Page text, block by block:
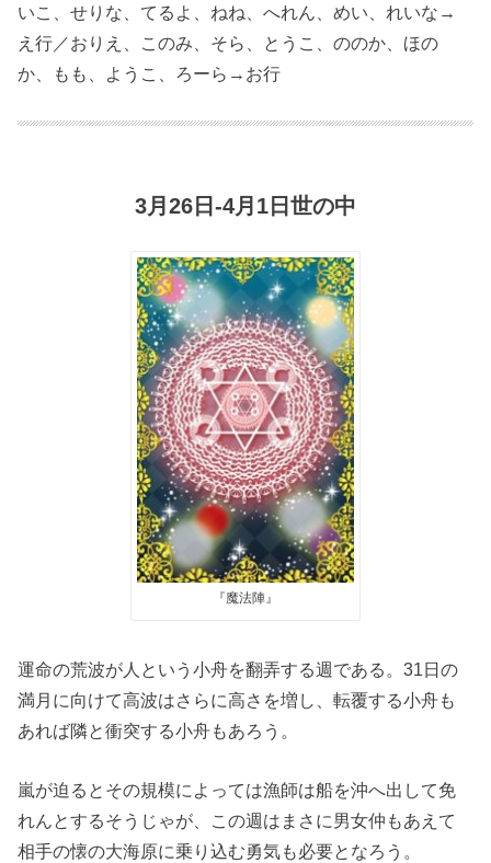
いこ、せりな、てるよ、ねね、へれん、めい、れいな→
え行／おりえ、このみ、そら、とうこ、ののか、ほの
か、もも、ようこ、ろーら→お行
3月26日-4月1日世の中
『魔法陣』
運命の荒波が人という小舟を翻弄する週である。31日の
満月に向けて高波はさらに高さを増し、転覆する小舟も
あれば隣と衝突する小舟もあろう。
嵐が迫るとその規模によっては漁師は船を沖へ出して免
れんとするそうじゃが、この週はまさに男女仲もあえて
相手の懐の大海原に乗り込む勇気も必要となろう。